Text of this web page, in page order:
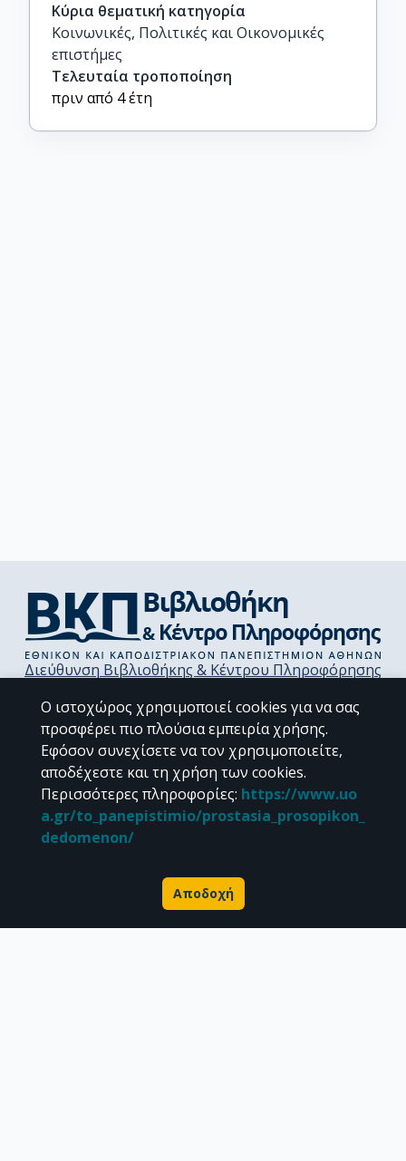
Κύρια θεματική κατηγορία
Κοινωνικές, Πολιτικές και Οικονομικές
επιστήμες
Τελευταία τροποποίηση
πριν από 4 έτη
Διεύθυνση Βιβλιοθήκης & Κέντρου Πληροφόρησης
Υπολογιστικό Κέντρο Βιβλιοθηκών
Επικοινωνία / Helpdesk
Ο ιστοχώρος χρησιμοποιεί cookies για να σας
προσφέρει πιο πλούσια εμπειρία χρήσης.
Εφόσον συνεχίσετε να τον χρησιμοποιείτε,
αποδέχεστε και τη χρήση των cookies.
Περισσότερες πληροφορίες: https://www.uo
a.gr/to_panepistimio/prostasia_prosopikon_
dedomenon/
Αποδοχή